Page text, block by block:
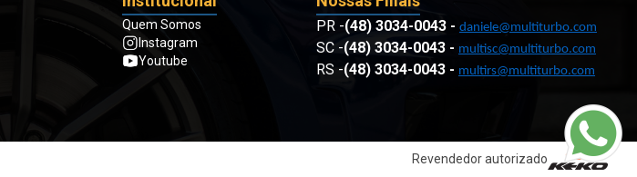
Quem Somos
Instagram
Youtube
PR -(48) 3034-0043 - daniele@multiturbo.com
SC -(48) 3034-0043 - multisc@multiturbo.com
RS -(48) 3034-0043 - multirs@multiturbo.com
Revendedor autorizado